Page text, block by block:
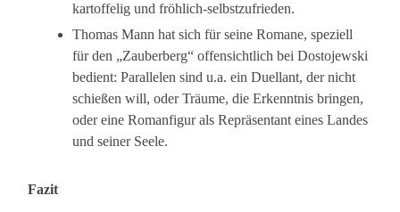
kartoffelig und fröhlich-selbstzufrieden.
Thomas Mann hat sich für seine Romane, speziell
für den „Zauberberg“ offensichtlich bei Dostojewski
bedient: Parallelen sind u.a. ein Duellant, der nicht
schießen will, oder Träume, die Erkenntnis bringen,
oder eine Romanfigur als Repräsentant eines Landes
und seiner Seele.
Fazit